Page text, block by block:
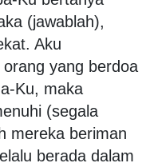
(jawablah),
Aku
yang berdoa
Ku, maka
(segala
mereka beriman
berada dalam